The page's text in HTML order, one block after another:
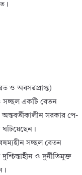
ও অবসরপ্রাপ্ত)
ও সচ্ছল একটি বেতন
সরকার পে-
সচ্ছল বেতন
ও দুর্নীতিমুক্ত